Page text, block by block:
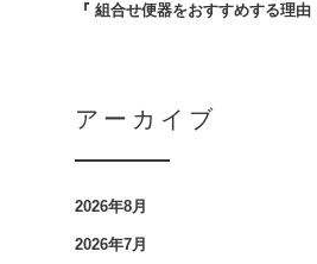
『 組合せ便器をおすすめする理由
アーカイブ
2026年8月
2026年7月